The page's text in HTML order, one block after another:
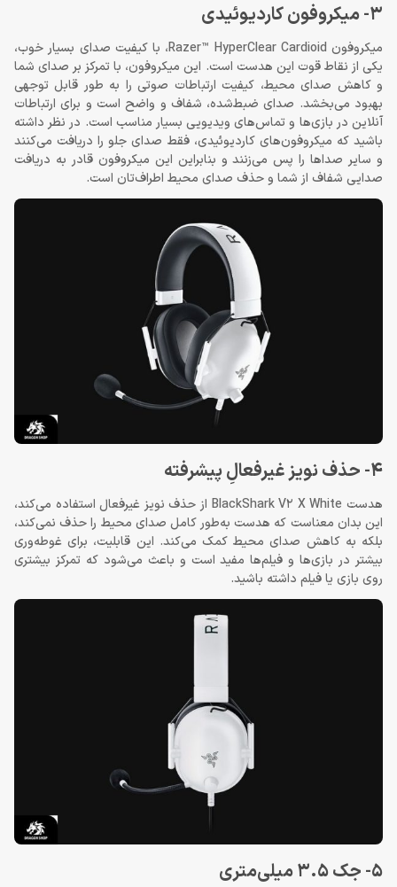
3- میکروفون کاردیوئیدی
میکروفون Razer™ HyperClear Cardioid، با کیفیت صدای بسیار خوب،
یکی از نقاط قوت این هدست است. این میکروفون، با تمرکز بر صدای شما
و کاهش صدای محیط، کیفیت ارتباطات صوتی را به طور قابل توجهی
بهبود می‌بخشد. صدای ضبط‌شده، شفاف و واضح است و برای ارتباطات
آنلاین در بازی‌ها و تماس‌های ویدیویی بسیار مناسب است. در نظر داشته
باشید که میکروفون‌های کاردیوئیدی، فقط صدای جلو را دریافت می‌کنند
و سایر صداها را پس می‌زنند و بنابراین این میکروفون قادر به دریافت
صدایی شفاف از شما و حذف صدای محیط اطراف‌تان است.
4- حذف نویز غیرفعالِ پیشرفته
هدست BlackShark V2 X White از حذف نویز غیرفعال استفاده می‌کند،
این بدان معناست که هدست به‌طور کامل صدای محیط را حذف نمی‌کند،
بلکه به کاهش صدای محیط کمک می‌کند. این قابلیت، برای غوطه‌وری
بیشتر در بازی‌ها و فیلم‌ها مفید است و باعث می‌شود که تمرکز بیشتری
روی بازی یا فیلم داشته باشید.
5- جک 3.5 میلی‌متری